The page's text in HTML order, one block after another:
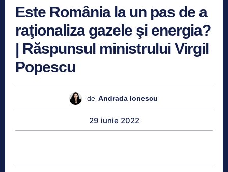
Este România la un pas de a
raţionaliza gazele şi energia?
| Răspunsul ministrului Virgil
Popescu
de Andrada Ionescu
29 iunie 2022